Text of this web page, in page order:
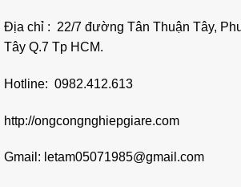
Địa chỉ : 22/7 đường Tân Thuận Tây,
Tây Q.7 Tp HCM.
Hotline: 0982.412.613
http://ongcongnghiepgiare.com
Gmail: letam05071985@gmail.com